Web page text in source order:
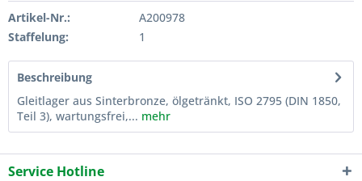
Artikel-Nr.:
A200978
Staffelung:
1
Beschreibung
Gleitlager aus Sinterbronze, ölgetränkt, ISO 2795 (DIN 1850,
Teil 3), wartungsfrei,... mehr
Service Hotline